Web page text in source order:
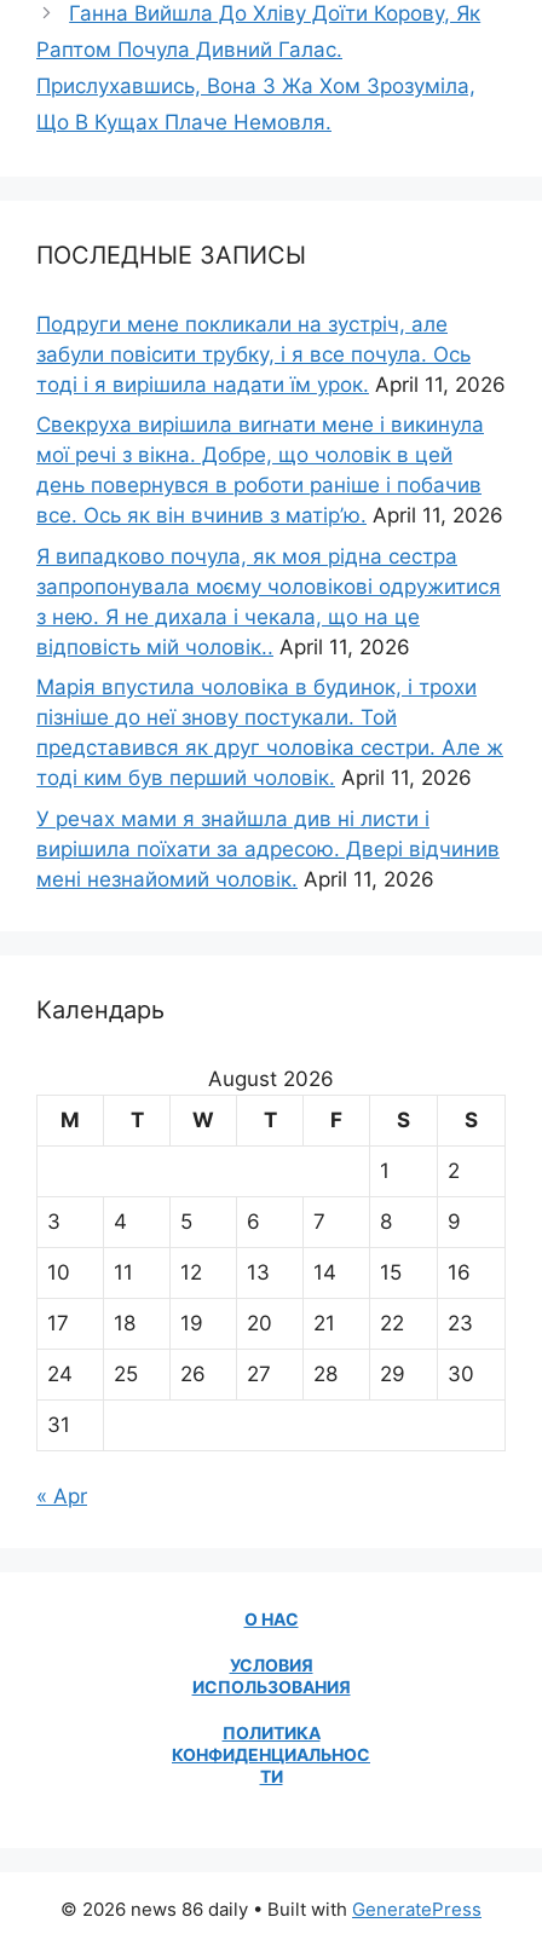
Ганна Вийшла До Хліву Доїти Корову, Як
Раптом Почула Дивний Галас.
Прислухавшись, Вона З Жа Хом Зрозуміла,
Що В Кущах Плаче Немовля.
ПОСЛЕДНЫЕ ЗАПИСЫ
Подруги мене покликали на зустріч, але
забули повісити трубку, і я все почула. Ось
тоді і я вирішила надати їм урок. April 11, 2026
Свекруха вирішила виrнати мене і викинула
мої речі з вікна. Добре, що чоловік в цей
день повернувся в роботи раніше і побачив
все. Ось як він вчинив з матір’ю. April 11, 2026
Я випадково почула, як моя рідна сестра
запропонувала моєму чоловікові одружитися
з нею. Я не дихала і чекала, що на це
відповість мій чоловік.. April 11, 2026
Марія впустила чоловіка в будинок, і трохи
пізніше до неї знову постукали. Той
представився як друг чоловіка сестри. Але ж
тоді ким був перший чоловік. April 11, 2026
У речах мами я знайшла див ні листи і
вирішила поїхати за адресою. Двері відчинив
мені незнайомий чоловік. April 11, 2026
Календарь
August 2026
M
T W T F S S
1 2
3 4 5 6 7 8 9
10 11 12 13 14 15 16
17 18 19 20 21 22 23
24 25 26 27 28 29 30
31
« Apr
О НАС
УСЛОВИЯ
ИСПОЛЬЗОВАНИЯ
ПОЛИТИКА
КОНФИДЕНЦИАЛЬНОС
ТИ
© 2026 news 86 daily • Built with GeneratePress